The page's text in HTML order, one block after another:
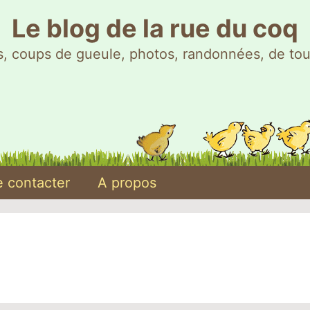
Le blog de la rue du coq
coups de gueule, photos, randonnées, de
contacter A propos